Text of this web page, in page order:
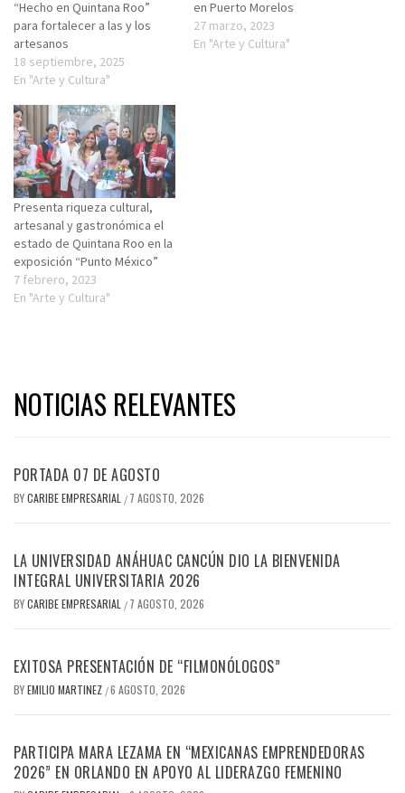
“Hecho en Quintana Roo”
para fortalecer a las y los
artesanos
18 septiembre, 2025
En "Arte y Cultura"
en Puerto Morelos
27 marzo, 2023
En "Arte y Cultura"
Presenta riqueza cultural,
artesanal y gastronómica el
estado de Quintana Roo en la
exposición “Punto México”
7 febrero, 2023
En "Arte y Cultura"
NOTICIAS RELEVANTES
PORTADA 07 DE AGOSTO
BYCARIBE EMPRESARIAL / 7 AGOSTO, 2026
LA UNIVERSIDAD ANÁHUAC CANCÚN DIO LA BIENVENIDA
INTEGRAL UNIVERSITARIA 2026
BYCARIBE EMPRESARIAL / 7 AGOSTO, 2026
EXITOSA PRESENTACIÓN DE “FILMONÓLOGOS”
BYEMILIO MARTINEZ /6 AGOSTO, 2026
PARTICIPA MARA LEZAMA EN “MEXICANAS EMPRENDEDORAS
2026” EN ORLANDO EN APOYO AL LIDERAZGO FEMENINO